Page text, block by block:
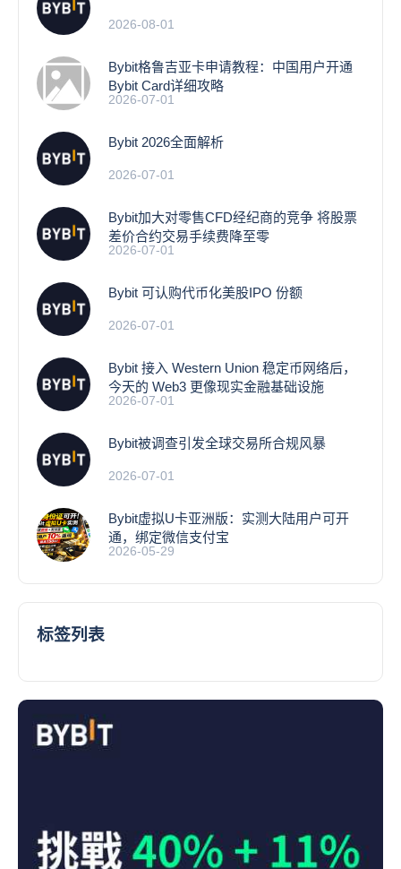
2026-08-01
Bybit格鲁吉亚卡申请教程：中国用户开通
Bybit Card详细攻略
2026-07-01
Bybit 2026全面解析
2026-07-01
Bybit加大对零售CFD经纪商的竞争 将股票
差价合约交易手续费降至零
2026-07-01
Bybit 可认购代币化美股IPO 份额
2026-07-01
Bybit 接入 Western Union 稳定币网络后，
今天的 Web3 更像现实金融基础设施
2026-07-01
Bybit被调查引发全球交易所合规风暴
2026-07-01
Bybit虚拟U卡亚洲版：实测大陆用户可开
通，绑定微信支付宝
2026-05-29
标签列表